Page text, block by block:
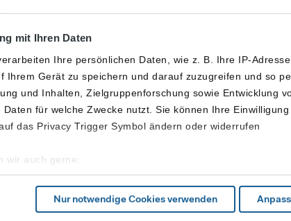
mit Ihren Daten
Ihre persönlichen Daten, wie z. B. Ihre IP-
Ihrem Gerät zu speichern und darauf zuzugreifen und so
und Inhalten, Zielgruppenforschung sowie Entwicklung
für welche Zwecke nutzt. Sie können Ihre
das Privacy Trigger Symbol ändern oder widerrufen
wir auch gerne:
Lage erfassen, welche bis auf einige Meter
nach bestimmten Merkmalen (Fingerprinting)
Ihre persönlichen Daten verarbeitet werden, und legen
Nur notwendige Cookies verwenden
Erwartet